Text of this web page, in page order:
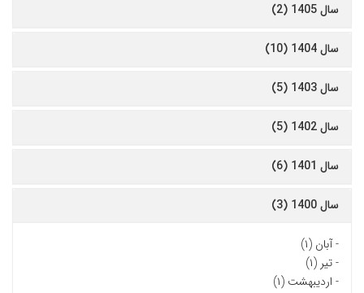
سال 1405 (2)
سال 1404 (10)
سال 1403 (5)
سال 1402 (5)
سال 1401 (6)
سال 1400 (3)
-آبان (۱)
-تیر (۱)
- اردیبهشت (۱)